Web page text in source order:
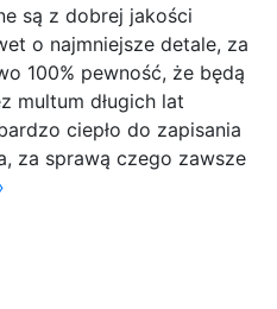
są z dobrej jakości
o najmniejsze detale, za
100% pewność, że będą
multum długich lat
ciepło do zapisania
za sprawą czego zawsze